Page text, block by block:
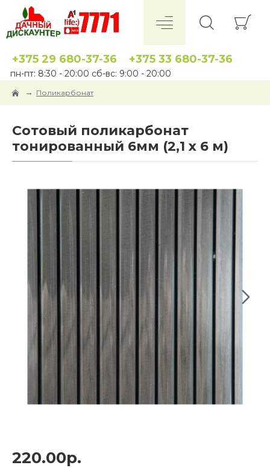
+375 29 680-37-36 +375 33 680-37-36
пн-пт: 8:30 - 20:00 сб-вс: 9:00 - 20:00
Поликарбонат
Сотовый поликарбонат
тонированный 6мм (2,1 x 6 м)
220.00р.